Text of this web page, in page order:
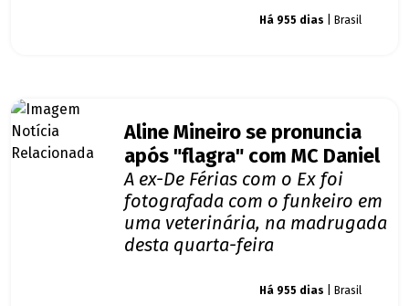
Há 955 dias | Brasil
Aline Mineiro se pronuncia
após "flagra" com MC Daniel
A ex-De Férias com o Ex foi
fotografada com o funkeiro em
uma veterinária, na madrugada
desta quarta-feira
Há 955 dias | Brasil